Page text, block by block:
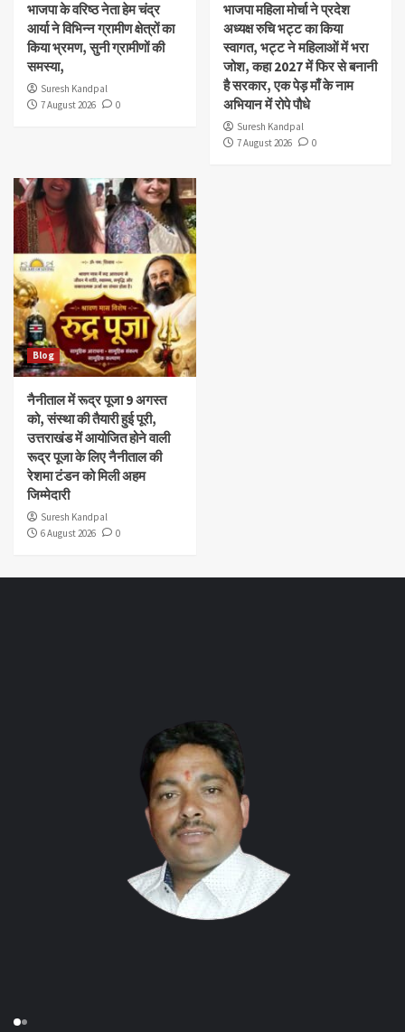
भाजपा के वरिष्ठ नेता हेम चंद्र
आर्या ने विभिन्न ग्रामीण क्षेत्रों का
किया भ्रमण, सुनी ग्रामीणों की
समस्या,
Suresh Kandpal
7 August 2026
0
भाजपा महिला मोर्चा ने प्रदेश
अध्यक्ष रुचि भट्ट का किया
स्वागत, भट्ट ने महिलाओं में भरा
जोश, कहा 2027 में फिर से बनानी
है सरकार, एक पेड़ माँ के नाम
अभियान में रोपे पौधे
Suresh Kandpal
7 August 2026
0
Blog
नैनीताल में रूद्र पूजा 9 अगस्त
को, संस्था की तैयारी हुई पूरी,
उत्तराखंड में आयोजित होने वाली
रूद्र पूजा के लिए नैनीताल की
रेशमा टंडन को मिली अहम
जिम्मेदारी
Suresh Kandpal
6 August 2026
0